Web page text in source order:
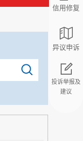
信用修复
异议申诉
投诉举报及
建议